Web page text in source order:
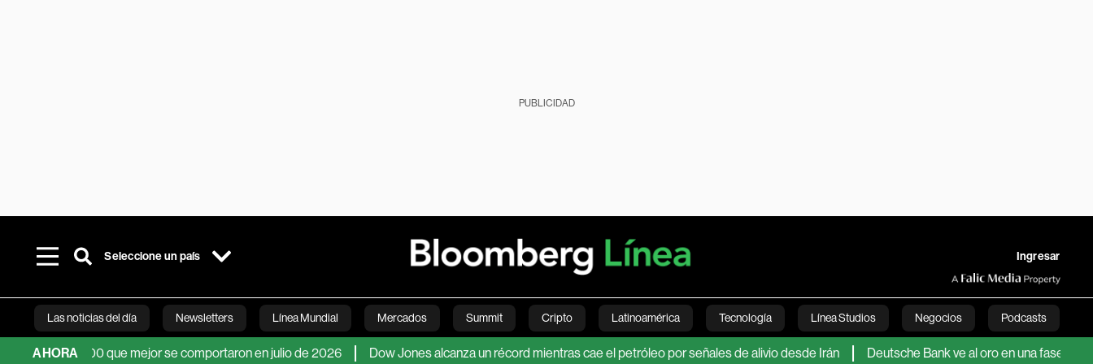
PUBLICIDAD
Seleccione un país Ingresar
Las noticias del día Newsletters Línea Mundial Mercados Summit Cripto Latinoamérica Tecnología Línea Studios Negocios Podcasts
Bloomberg Green Economía Estilo de vida Mundo Videos English
AHORA
S&P 500 que mejor se comportaron en julio de 2026 Dow Jones alcanza un récord mientras cae el petróleo por señales de alivio desde Irán Deutsche Bank ve al oro en una fase explosiva